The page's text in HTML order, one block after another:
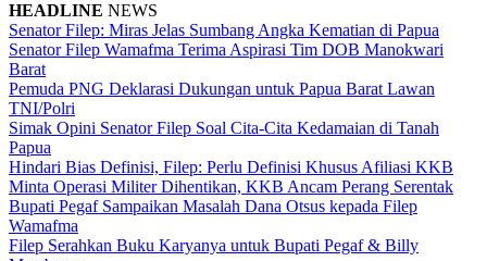
HEADLINE NEWS
Senator Filep: Miras Jelas Sumbang Angka Kematian di Papua
Senator Filep Wamafma Terima Aspirasi Tim DOB Manokwari
Barat
Pemuda PNG Deklarasi Dukungan untuk Papua Barat Lawan
TNI/Polri
Simak Opini Senator Filep Soal Cita-Cita Kedamaian di Tanah
Papua
Hindari Bias Definisi, Filep: Perlu Definisi Khusus Afiliasi KKB
Minta Operasi Militer Dihentikan, KKB Ancam Perang Serentak
Bupati Pegaf Sampaikan Masalah Dana Otsus kepada Filep
Wamafma
Filep Serahkan Buku Karyanya untuk Bupati Pegaf & Billy